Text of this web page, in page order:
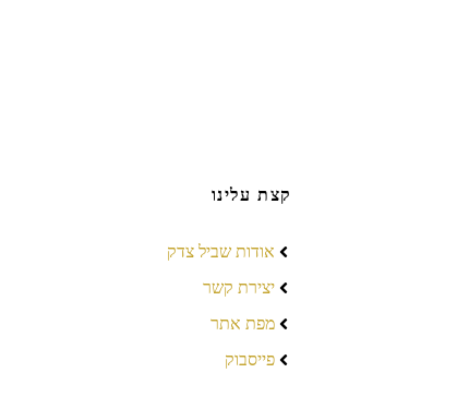
קצת עלינו
אודות שביל צדק
יצירת קשר
מפת אתר
פייסבוק